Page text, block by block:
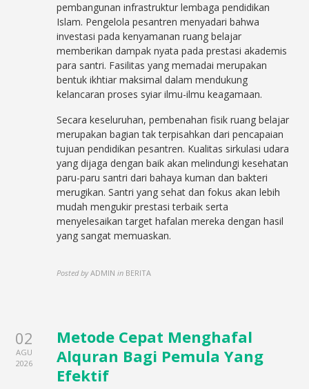
pembangunan infrastruktur lembaga pendidikan
Islam. Pengelola pesantren menyadari bahwa
investasi pada kenyamanan ruang belajar
memberikan dampak nyata pada prestasi akademis
para santri. Fasilitas yang memadai merupakan
bentuk ikhtiar maksimal dalam mendukung
kelancaran proses syiar ilmu-ilmu keagamaan.
Secara keseluruhan, pembenahan fisik ruang belajar
merupakan bagian tak terpisahkan dari pencapaian
tujuan pendidikan pesantren. Kualitas sirkulasi udara
yang dijaga dengan baik akan melindungi kesehatan
paru-paru santri dari bahaya kuman dan bakteri
merugikan. Santri yang sehat dan fokus akan lebih
mudah mengukir prestasi terbaik serta
menyelesaikan target hafalan mereka dengan hasil
yang sangat memuaskan.
Posted by ADMIN in BERITA
02
AGU
2026
Metode Cepat Menghafal
Alquran Bagi Pemula Yang
Efektif